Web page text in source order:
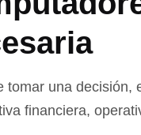
tomar una decisión,
financiera,